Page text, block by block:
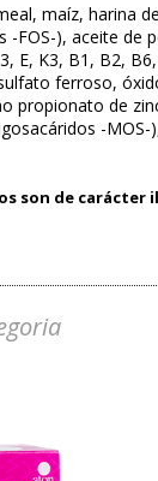
maíz, harina
FOS-), aceite de
E, K3, B1, B2,
ferroso,
propionato de
-
son de carácter